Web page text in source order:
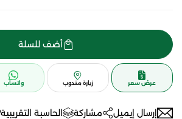
أضف للسلة
عرض سعر زيارة مندوب واتساب
إرسال إيميل مشاركة الحاسبة التقريبية